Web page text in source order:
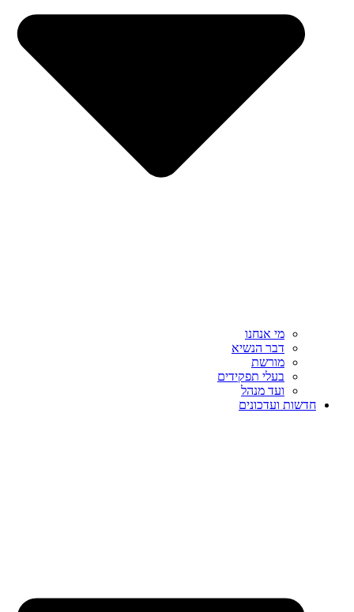
מי אנחנו
דבר הנשיא
מורשת
בעלי תפקידים
ועד מנהל
חדשות ועדכונים